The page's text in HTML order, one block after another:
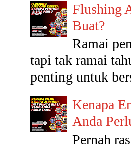
Flushing
Buat?
Ramai
tapi tak ramai
penting untuk
Kenapa
Anda
Pernah